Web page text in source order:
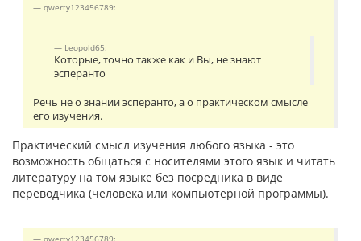
qwerty123456789:
Leopold65:
Которые, точно также как и Вы, не знают
эсперанто
Речь не о знании эсперанто, а о практическом смысле
его изучения.
Практический смысл изучения любого языка - это
возможность общаться с носителями этого язык и читать
литературу на том языке без посредника в виде
переводчика (человека или компьютерной программы).